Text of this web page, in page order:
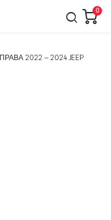
0
2022 – 2024 JEEP